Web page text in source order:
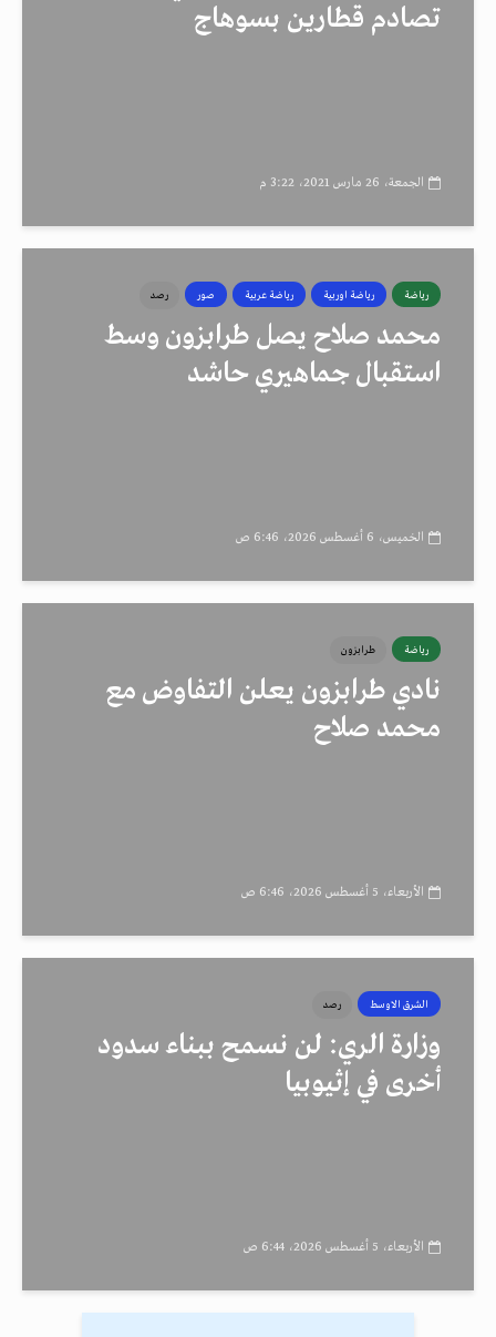
تصادم قطارين بسوهاج
الجمعة، 26 مارس 2021، 3:22 م
رياضة رياضة اوربية رياضة عربية صور رصد
محمد صلاح يصل طرابزون وسط
استقبال جماهيري حاشد
الخميس، 6 أغسطس 2026، 6:46 ص
رياضة طرابزون
نادي طرابزون يعلن التفاوض مع
محمد صلاح
الأربعاء، 5 أغسطس 2026، 6:46 ص
الشرق الاوسط رصد
وزارة الري: لن نسمح ببناء سدود
أخرى في إثيوبيا
الأربعاء، 5 أغسطس 2026، 6:44 ص